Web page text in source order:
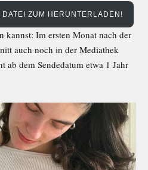
ZUM HERUNTERLADEN!
kannst: Im ersten Monat nach der
auch noch in der Mediathek
ab dem Sendedatum etwa 1 Jahr